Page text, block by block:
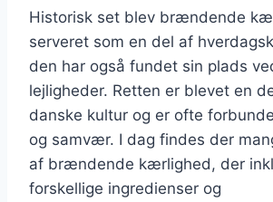
Historisk set blev brændende
serveret som en del af
den har også fundet sin plads
lejligheder. Retten er blevet en
danske kultur og er ofte
og samvær. I dag findes der
af brændende kærlighed, der
forskellige ingredienser og